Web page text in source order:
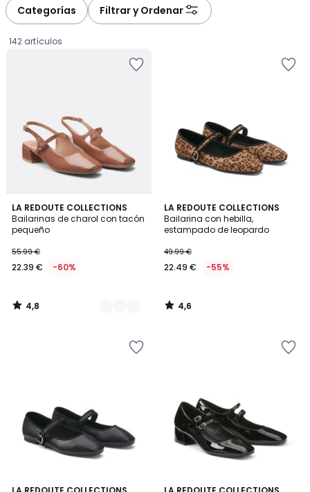
Categorías Filtrar y Ordenar
142 artículos
LA REDOUTE COLLECTIONS
Bailarinas de charol con tacón
pequeño
€
en
de
55.99
55.99 €
22.39 € -60%
4,8
/ 5
4
Colores
4,8
/
LA REDOUTE COLLECTIONS
Bailarina con hebilla,
estampado de leopardo
49.99 €
22.49 € -55%
4,6
/ 5
4,6
/
4,6
4,6